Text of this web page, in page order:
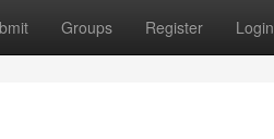
Groups Register Login